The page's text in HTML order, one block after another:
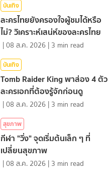
บันเทิง
ละครไทยยังครองใจผู้ชมได้หรือ
ไม่? วิเคราะห์เสน่ห์ของละครไทย
|08 ส.ค. 2026 | 3 min read
บันเทิง
Tomb Raider King พาส่อง 4 ตัว
ละครเอกที่ต้องรู้จักก่อนดู
|08 ส.ค. 2026 | 3 min read
สุขภาพ
กีฬา "วิ่ง" จุดเริ่มต้นเล็ก ๆ ที่
เปลี่ยนสุขภาพ
|08 ส.ค. 2026 | 3 min read